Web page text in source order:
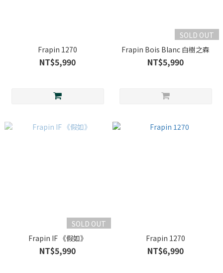
Frapin 1270
NT$5,990
SOLD OUT
Frapin Bois Blanc 白樹之森
NT$5,990
SOLD OUT
Frapin IF 《假如》
NT$5,990
Frapin 1270
NT$6,990